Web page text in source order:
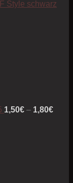
Style schwarz
1,50€ – 1,80€1,80€